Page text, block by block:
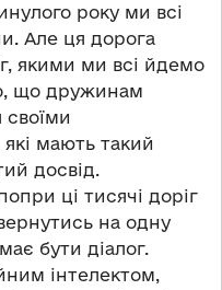
року ми всі
Але ця дорога
якими ми всі йдемо
що дружинам
своїми
мають такий
досвід.
ці тисячі доріг
на одну
бути діалог.
інтелектом,